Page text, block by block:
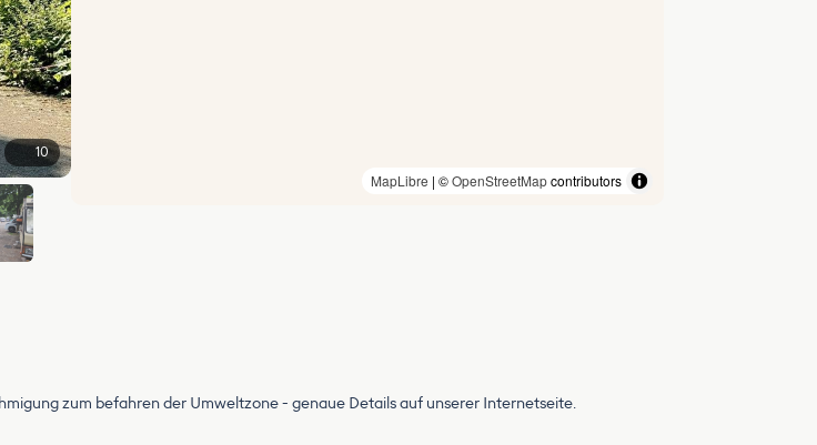
10
MapLibre | ©OpenStreetMapcontributors
zum befahren der Umweltzone - genaue Details auf unserer Internetseite.